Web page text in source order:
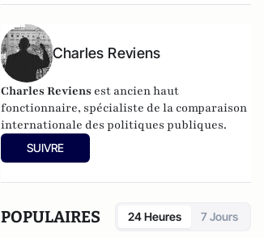
Charles Reviens
Charles Reviens est ancien haut
fonctionnaire, spécialiste de la comparaison
internationale des politiques publiques.
SUIVRE
POPULAIRES 24 Heures 7 Jours